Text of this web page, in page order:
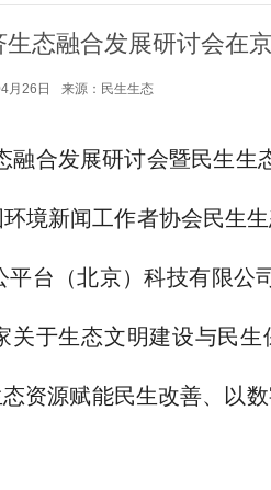
生态融合发展研讨会在
月26日 来源：民生生态
融合发展研讨会暨民生生
境新闻工作者协会民生
台（北京）科技有限公
关于生态文明建设与民
资源赋能民生改善、以